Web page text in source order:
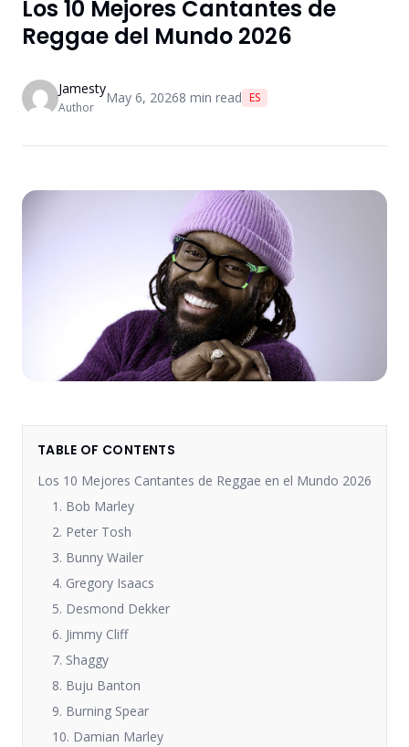
Los 10 Mejores Cantantes de
Reggae del Mundo 2026
Jamesty
Author
May 6, 20268 min read ES
TABLE OF CONTENTS
Los 10 Mejores Cantantes de Reggae en el Mundo 2026
1. Bob Marley
2. Peter Tosh
3. Bunny Wailer
4. Gregory Isaacs
5. Desmond Dekker
6. Jimmy Cliff
7. Shaggy
8. Buju Banton
9. Burning Spear
10. Damian Marley